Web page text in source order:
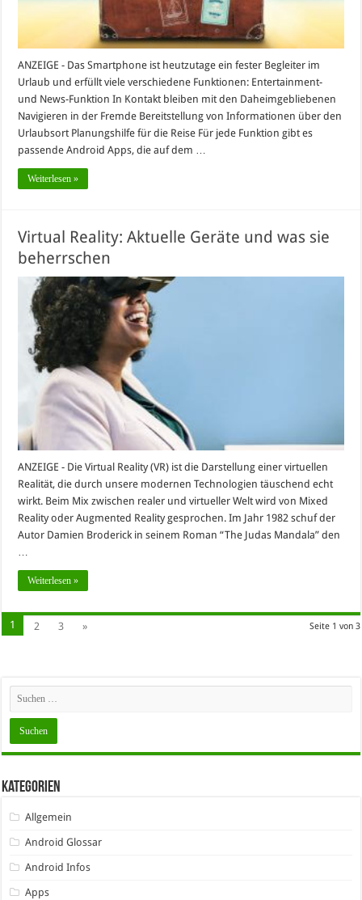
ANZEIGE - Das Smartphone ist heutzutage ein fester Begleiter im
Urlaub und erfüllt viele verschiedene Funktionen: Entertainment-
und News-Funktion In Kontakt bleiben mit den Daheimgebliebenen
Navigieren in der Fremde Bereitstellung von Informationen über den
Urlaubsort Planungshilfe für die Reise Für jede Funktion gibt es
passende Android Apps, die auf dem …
Weiterlesen »
Virtual Reality: Aktuelle Geräte und was sie
beherrschen
ANZEIGE - Die Virtual Reality (VR) ist die Darstellung einer virtuellen
Realität, die durch unsere modernen Technologien täuschend echt
wirkt. Beim Mix zwischen realer und virtueller Welt wird von Mixed
Reality oder Augmented Reality gesprochen. Im Jahr 1982 schuf der
Autor Damien Broderick in seinem Roman “The Judas Mandala” den
…
Weiterlesen »
Seite 1 von 3
1 2 3 »
Kategorien
Allgemein
Android Glossar
Android Infos
Apps